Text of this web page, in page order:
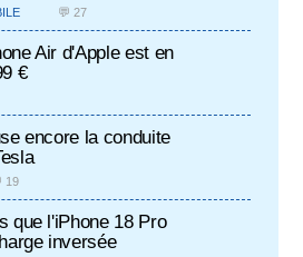
💬 27
Air d'Apple est en
€
encore la conduite
19
que l'iPhone 18 Pro
inversée